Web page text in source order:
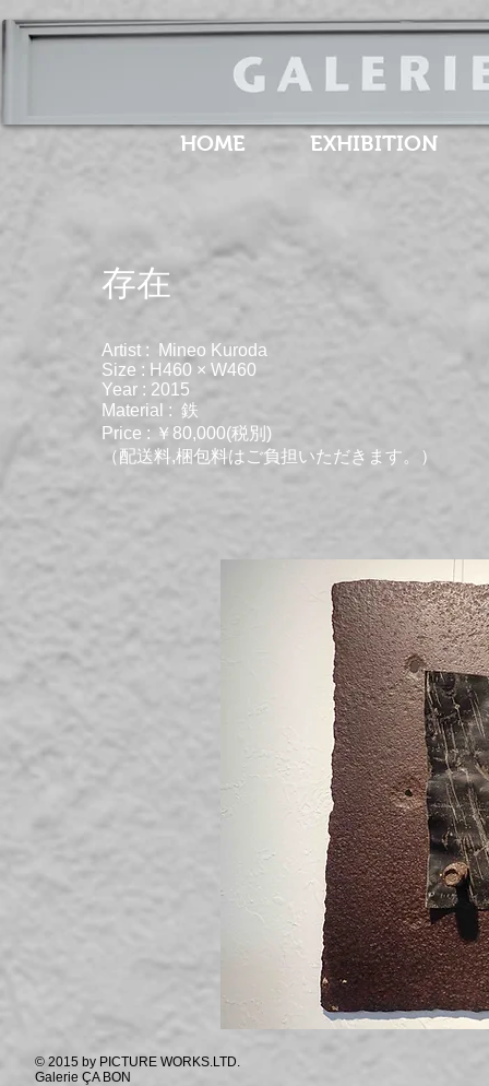
HOME EXHIBITION
​存在
Artist : Mineo Kuroda
Size : H460 × W460
Year : 2015
Material : ​鉄
Price : ￥80,000(税別)
（配送料,梱包料はご負担いただきます。）
© 2015 by PICTURE WORKS.LTD.
Galerie ÇA BON